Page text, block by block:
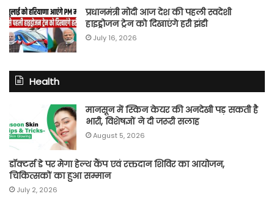
प्रधानमंत्री मोदी आज देश की पहली स्वदेशी
हाइड्रोजन ट्रेन को दिखाएंगे हरी झंडी
July 16, 2026
Health
मानसून में स्किन केयर की अनदेखी पड़ सकती है
भारी, विशेषज्ञों ने दी जरूरी सलाह
August 5, 2026
डॉक्टर्स डे पर मेगा हेल्थ कैंप एवं रक्तदान शिविर का आयोजन,
चिकित्सकों का हुआ सम्मान
July 2, 2026